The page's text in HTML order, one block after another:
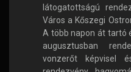
látogatottságú
Város a Kőszegi
A több napon át tartó
augusztusban
vonzerőt képvisel